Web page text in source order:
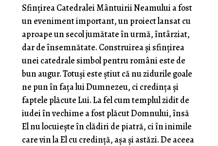
Sfințirea Catedralei Mântuirii Neamului a fost
un eveniment important, un proiect lansat cu
aproape un secol jumătate în urmă, întârziat,
dar de însemnătate. Construirea și sfințirea
unei catedrale simbol pentru români este de
bun augur. Totuși este știut că nu zidurile goale
ne pun în fața lui Dumnezeu, ci credința și
faptele plăcute Lui. La fel cum templul zidit de
iudei în vechime a fost plăcut Domnului, însă
El nu locuiește în clădiri de piatră, ci în inimile
care vin la El cu credință, așa și astăzi. De aceea